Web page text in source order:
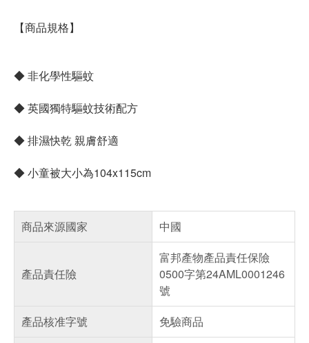
【商品規格】
◆ 非化學性驅蚊
◆ 英國獨特驅蚊技術配方
◆ 排濕快乾 親膚舒適
◆ 小童被大小為104x115cm
商品來源國家 中國
產品責任險
富邦產物產品責任保險
0500字第24AML0001246
號
產品核准字號
免驗商品